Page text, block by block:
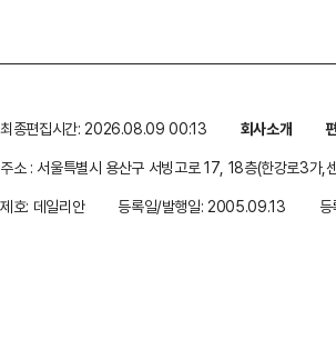
최종편집시간: 2026.08.09 00:13 회사소개
주소 : 서울특별시 용산구 서빙고로 17, 18층(한강로3가,
제호: 데일리안
등록일/발행일: 2005.09.13